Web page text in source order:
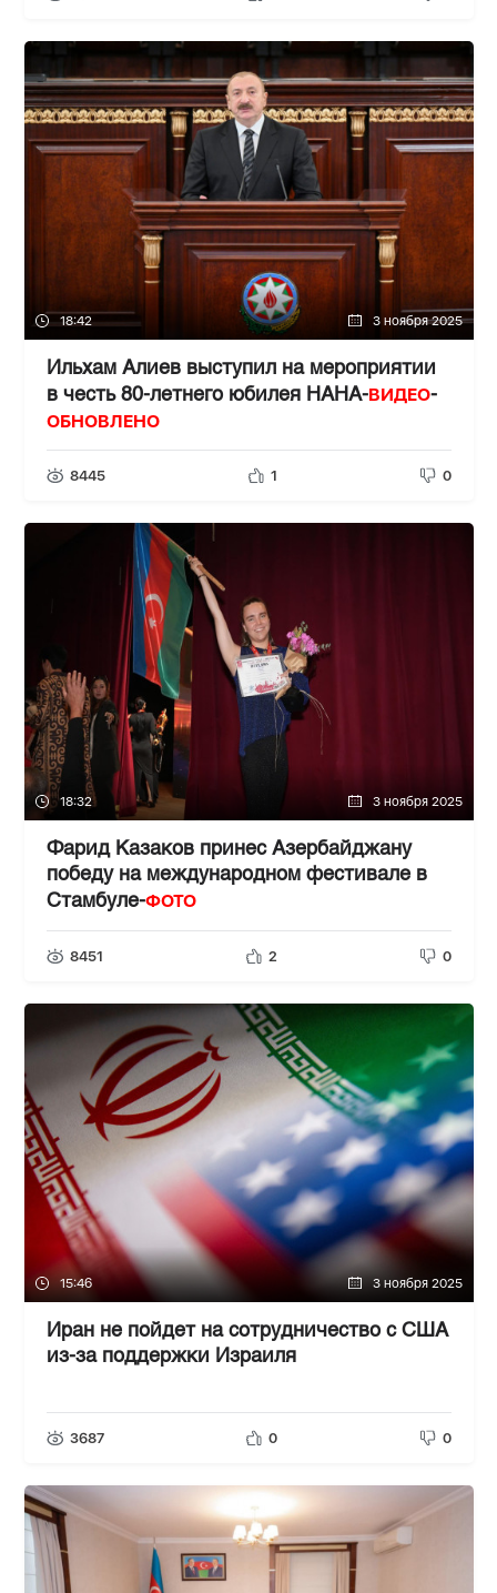
18:42 3 ноября 2025
Ильхам Алиев выступил на мероприятии
в честь 80-летнего юбилея НАНА-ВИДЕО-
ОБНОВЛЕНО
8445 1 0
18:32 3 ноября 2025
Фарид Казаков принес Азербайджану
победу на международном фестивале в
Стамбуле-ФОТО
8451 2 0
15:46 3 ноября 2025
Иран не пойдет на сотрудничество с США
из-за поддержки Израиля
3687 0 0